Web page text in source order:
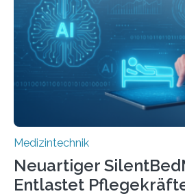
Medizintechnik
Neuartiger
Entlastet